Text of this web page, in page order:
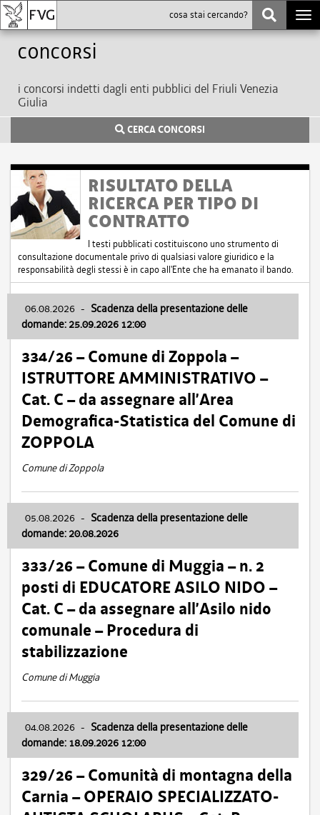
Concorsi
i concorsi indetti dagli enti pubblici del Friuli Venezia
Giulia
CERCA CONCORSI
RISULTATO DELLA
RICERCA PER TIPO DI
CONTRATTO
I testi pubblicati costituiscono uno strumento di
consultazione documentale privo di qualsiasi valore giuridico e la
responsabilità degli stessi è in capo all'Ente che ha emanato il bando.
06.08.2026 - Scadenza della presentazione delle
domande: 25.09.2026 12:00
334/26 – Comune di Zoppola –
ISTRUTTORE AMMINISTRATIVO –
Cat. C – da assegnare all’Area
Demografica-Statistica del Comune di
ZOPPOLA
Comune di Zoppola
05.08.2026 - Scadenza della presentazione delle
domande: 20.08.2026
333/26 – Comune di Muggia – n. 2
posti di EDUCATORE ASILO NIDO –
Cat. C – da assegnare all’Asilo nido
comunale – Procedura di
stabilizzazione
Comune di Muggia
04.08.2026 - Scadenza della presentazione delle
domande: 18.09.2026 12:00
329/26 – Comunità di montagna della
Carnia – OPERAIO SPECIALIZZATO-